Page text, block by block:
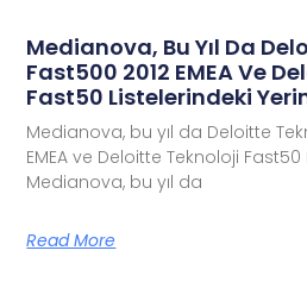
Medianova, Bu Yıl Da
Fast500 2012 EMEA Ve
Fast50 Listelerindeki
Medianova, bu yıl da Deloitte
EMEA ve Deloitte Teknoloji
Medianova, bu yıl da
Read More